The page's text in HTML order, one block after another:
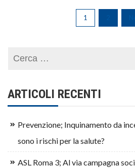
1
ARTICOLI RECENTI
Prevenzione; Inquinamento da
sono i rischi per la salute?
ASL Roma 3; Al via campagna